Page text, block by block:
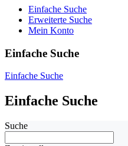
Einfache Suche
Erweiterte Suche
Mein Konto
Einfache Suche
Einfache Suche
Einfache Suche
Suche